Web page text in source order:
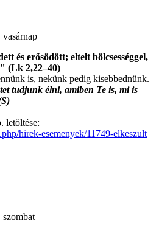
és erősödött; eltelt bölcsességgel,
(Lk 2,22–40)
is, nekünk pedig kisebbednünk.
tudjunk élni, amiben Te is, mi is
letöltése:
hirek-esemenyek/11749-elkeszult